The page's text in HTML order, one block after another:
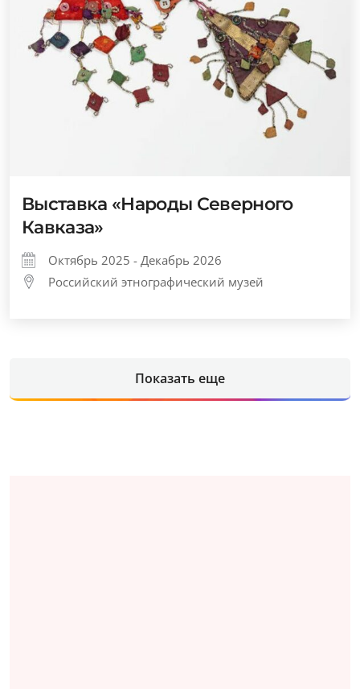
Выставка «Народы Северного
Кавказа»
Октябрь 2025 - Декабрь 2026
Российский этнографический музей
Показать еще